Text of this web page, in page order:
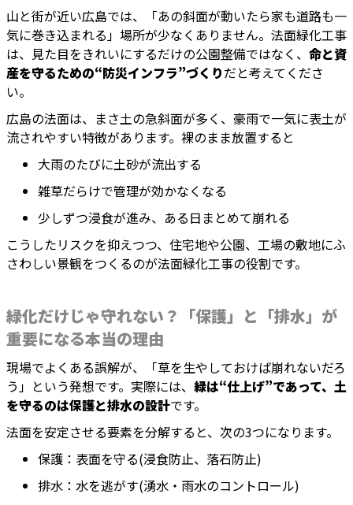
山と街が近い広島では、「あの斜面が動いたら家も道路も一
気に巻き込まれる」場所が少なくありません。法面緑化工事
は、見た目をきれいにするだけの公園整備ではなく、 命と資
産を守るための“防災インフラ”づくりだと考えてくださ
い。
広島の法面は、まさ土の急斜面が多く、豪雨で一気に表土が
流されやすい特徴があります。裸のまま放置すると
大雨のたびに土砂が流出する
雑草だらけで管理が効かなくなる
少しずつ浸食が進み、ある日まとめて崩れる
こうしたリスクを抑えつつ、住宅地や公園、工場の敷地にふ
さわしい景観をつくるのが法面緑化工事の役割です。
緑化だけじゃ守れない？「保護」と「排水」が
重要になる本当の理由
現場でよくある誤解が、「草を生やしておけば崩れないだろ
う」という発想です。実際には、 緑は“仕上げ”であって、土
を守るのは保護と排水の設計です。
法面を安定させる要素を分解すると、次の3つになります。
保護：表面を守る(浸食防止、落石防止)
排水：水を逃がす(湧水・雨水のコントロール)